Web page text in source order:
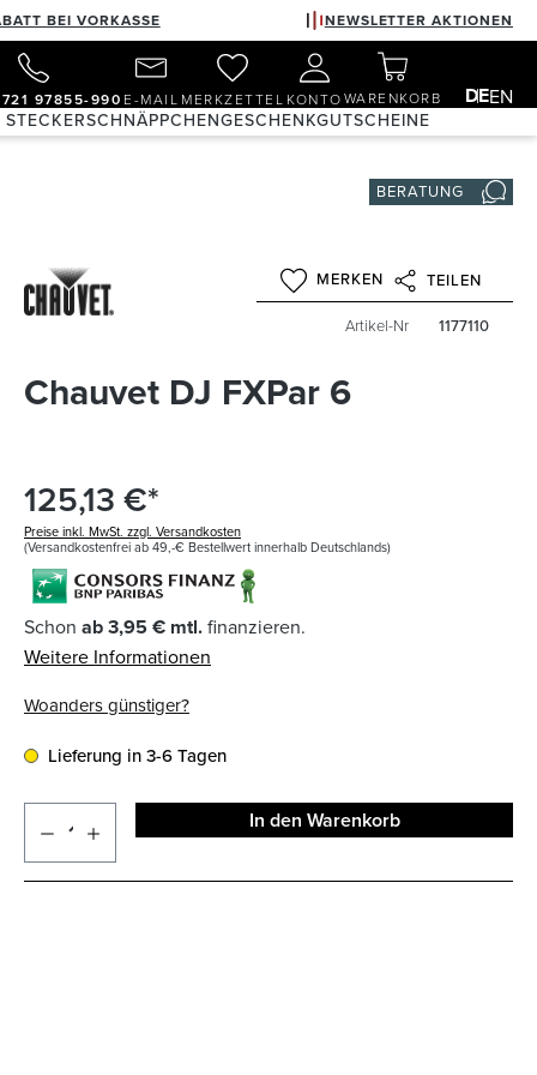
BEI VORKASSE NEWSLETTER AKTIONEN
97855-990 E-MAIL MERKZETTEL KONTOWARENKORB DEEN
SCHNÄPPCHENGESCHENKGUTSCHEINE
BERATUNG
MERKEN TEILEN
Artikel-Nr 1177110
Chauvet DJ FXPar 6
125,13 €*
Preise inkl. MwSt. zzgl. Versandkosten
(Versandkostenfrei ab 49,-€ Bestellwert innerhalb Deutschlands)
Schon ab 3,95 € mtl.finanzieren.
Weitere Informationen
Woanders günstiger?
Lieferung in 3-6 Tagen
In den Warenkorb